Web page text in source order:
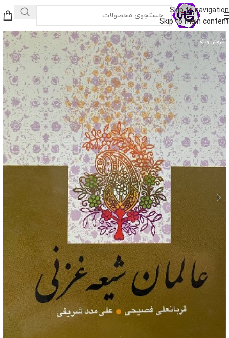
Skip to navigation
Skip to main content
فروش ویژه